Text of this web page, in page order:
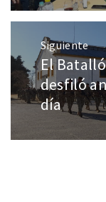
Siguiente
El
desfiló
día